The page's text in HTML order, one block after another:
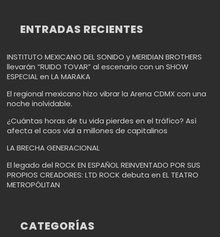
ENTRADAS RECIENTES
INSTITUTO MEXICANO DEL SONIDO y MERIDIAN BROTHERS
llevarán “RUIDO TOVAR” al escenario con un SHOW
ESPECIAL en LA MARAKA
El regional mexicano hizo vibrar la Arena CDMX con una
noche inolvidable.
¿Cuántas horas de tu vida pierdes en el tráfico? Así
afecta el caos vial a millones de capitalinos
LA BRECHA GENERACIONAL
El legado del ROCK EN ESPAÑOL REINVENTADO POR SUS
PROPIOS CREADORES: LTD ROCK debuta en EL TEATRO
METROPÓLITAN
CATEGORÍAS